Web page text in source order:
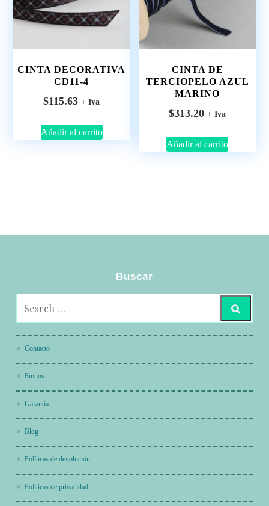
CINTA DECORATIVA
CD11-4
$115.63 + Iva
Añadir al carrito
CINTA DE
TERCIOPELO AZUL
MARINO
$313.20 + Iva
Añadir al carrito
Buscar
Contacto
Envios
Garantia
Blog
Políticas de devolución
Políticas de privacidad